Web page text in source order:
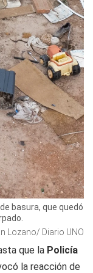
basura, que quedó
Lozano/ Diario UNO
que la Policía
la reacción de